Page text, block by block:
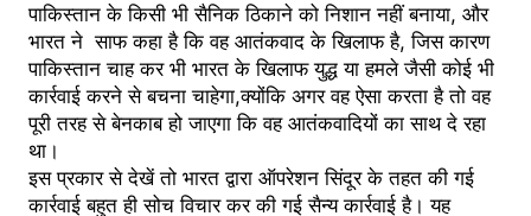
पाकिस्तान के किसी भी सैनिक ठिकाने को निशान नहीं बनाया, और
भारत ने साफ कहा है कि वह आतंकवाद के खिलाफ है, जिस कारण
पाकिस्तान चाह कर भी भारत के खिलाफ युद्ध या हमले जैसी कोई भी
कार्रवाई करने से बचना चाहेगा,क्योंकि अगर वह ऐसा करता है तो वह
पूरी तरह से बेनकाब हो जाएगा कि वह आतंकवादियों का साथ दे रहा
था।
इस प्रकार से देखें तो भारत द्वारा ऑपरेशन सिंदूर के तहत की गई
कार्रवाई बहुत ही सोच विचार कर की गई सैन्य कार्रवाई है। यह